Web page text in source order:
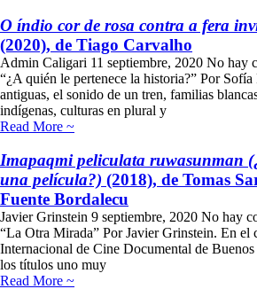
O índio cor de rosa contra a fera
(2020), de Tiago Carvalho
Admin Caligari 11 septiembre, 2020 No hay
“¿A quién le pertenece la historia?” Por
antiguas, el sonido de un tren, familias
indígenas, culturas en plural y
Read More ~
Imapaqmi peliculata ruwasunman
una película?) (2018), de Tomas
Fuente Bordalecu
Javier Grinstein 9 septiembre, 2020 No hay
“La Otra Mirada” Por Javier Grinstein. En el
Internacional de Cine Documental de Buenos
los títulos uno muy
Read More ~